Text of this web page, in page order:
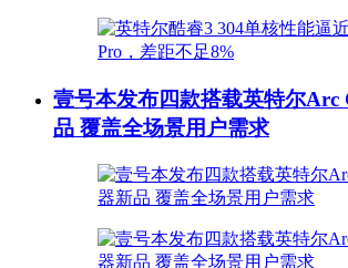
壹号本发布四款搭载英特尔Arc
品 覆盖全场景用户需求